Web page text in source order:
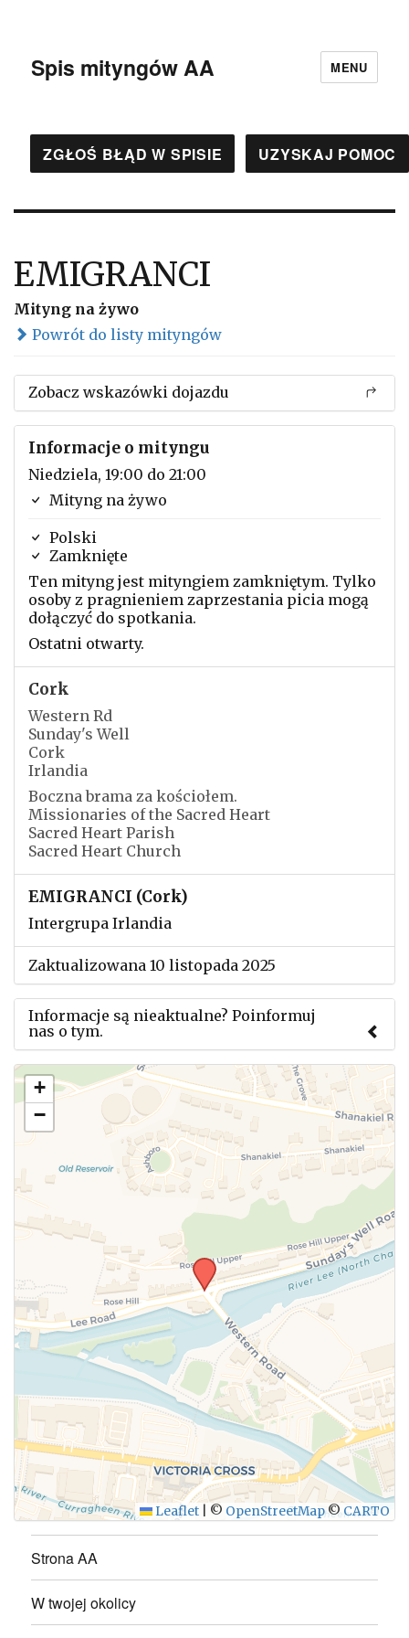
Spis mityngów AA MENU
ZGŁOŚ BŁĄD W SPISIE UZYSKAJ POMOC
EMIGRANCI
Mityng na żywo
Powrót do listy mityngów
Zobacz wskazówki dojazdu
Informacje o mityngu
Niedziela, 19:00 do 21:00
Mityng na żywo
Polski
Zamknięte
Ten mityng jest mityngiem zamkniętym. Tylko
osoby z pragnieniem zaprzestania picia mogą
dołączyć do spotkania.
Ostatni otwarty.
Cork
Western Rd
Sunday's Well
Cork
Irlandia
Boczna brama za kościołem.
Missionaries of the Sacred Heart
Sacred Heart Parish
Sacred Heart Church
EMIGRANCI (Cork)
Intergrupa Irlandia
Zaktualizowana 10 listopada 2025
Informacje są nieaktualne? Poinformuj
nas o tym.
Użyj tego formularza aby przesłać informację o
zmianach w powyższym mityngu.
WYŚLIJ
+
−
Leaflet © OpenStreetMap©CARTO
Strona AA
W twojej okolicy